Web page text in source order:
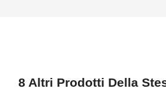
8 Altri Prodotti Della